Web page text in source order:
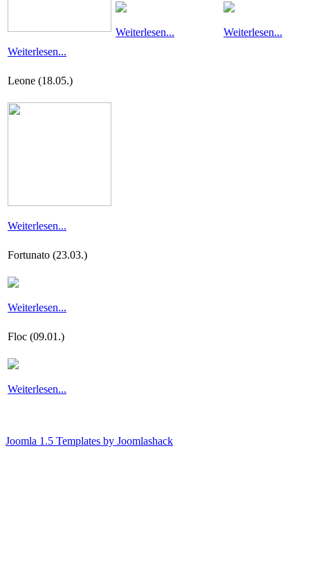
Weiterlesen...
Leone (18.05.)
Weiterlesen...
Fortunato (23.03.)
Weiterlesen...
Floc (09.01.)
Weiterlesen...
Weiterlesen... Weiterlesen...
Joomla 1.5 Templates by Joomlashack